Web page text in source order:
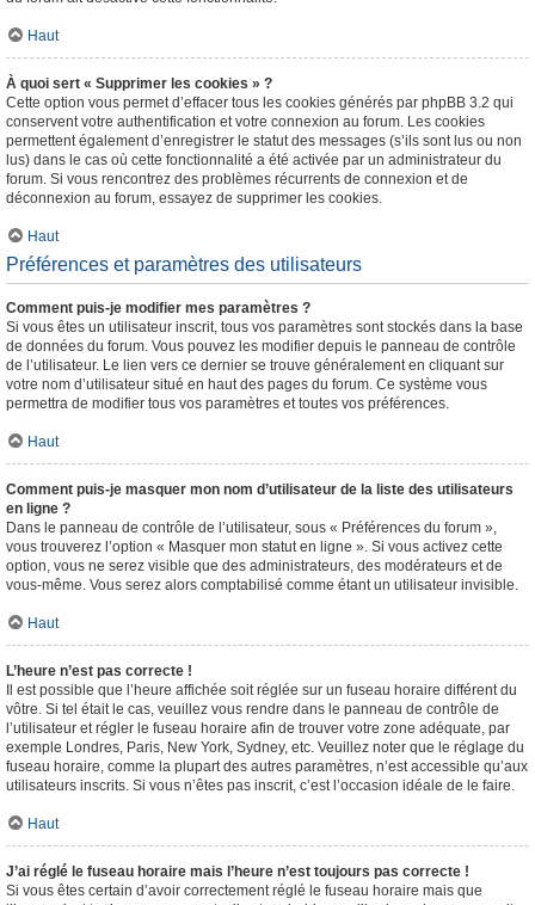
Haut
À quoi sert « Supprimer les cookies » ?
Cette option vous permet d’effacer tous les cookies générés par phpBB 3.2 qui
conservent votre authentification et votre connexion au forum. Les cookies
permettent également d’enregistrer le statut des messages (s’ils sont lus ou non
lus) dans le cas où cette fonctionnalité a été activée par un administrateur du
forum. Si vous rencontrez des problèmes récurrents de connexion et de
déconnexion au forum, essayez de supprimer les cookies.
Haut
Préférences et paramètres des utilisateurs
Comment puis-je modifier mes paramètres ?
Si vous êtes un utilisateur inscrit, tous vos paramètres sont stockés dans la base
de données du forum. Vous pouvez les modifier depuis le panneau de contrôle
de l’utilisateur. Le lien vers ce dernier se trouve généralement en cliquant sur
votre nom d’utilisateur situé en haut des pages du forum. Ce système vous
permettra de modifier tous vos paramètres et toutes vos préférences.
Haut
Comment puis-je masquer mon nom d’utilisateur de la liste des utilisateurs
en ligne ?
Dans le panneau de contrôle de l’utilisateur, sous « Préférences du forum »,
vous trouverez l’option « Masquer mon statut en ligne ». Si vous activez cette
option, vous ne serez visible que des administrateurs, des modérateurs et de
vous-même. Vous serez alors comptabilisé comme étant un utilisateur invisible.
Haut
L’heure n’est pas correcte !
Il est possible que l’heure affichée soit réglée sur un fuseau horaire différent du
vôtre. Si tel était le cas, veuillez vous rendre dans le panneau de contrôle de
l’utilisateur et régler le fuseau horaire afin de trouver votre zone adéquate, par
exemple Londres, Paris, New York, Sydney, etc. Veuillez noter que le réglage du
fuseau horaire, comme la plupart des autres paramètres, n’est accessible qu’aux
utilisateurs inscrits. Si vous n’êtes pas inscrit, c’est l’occasion idéale de le faire.
Haut
J’ai réglé le fuseau horaire mais l’heure n’est toujours pas correcte !
Si vous êtes certain d’avoir correctement réglé le fuseau horaire mais que